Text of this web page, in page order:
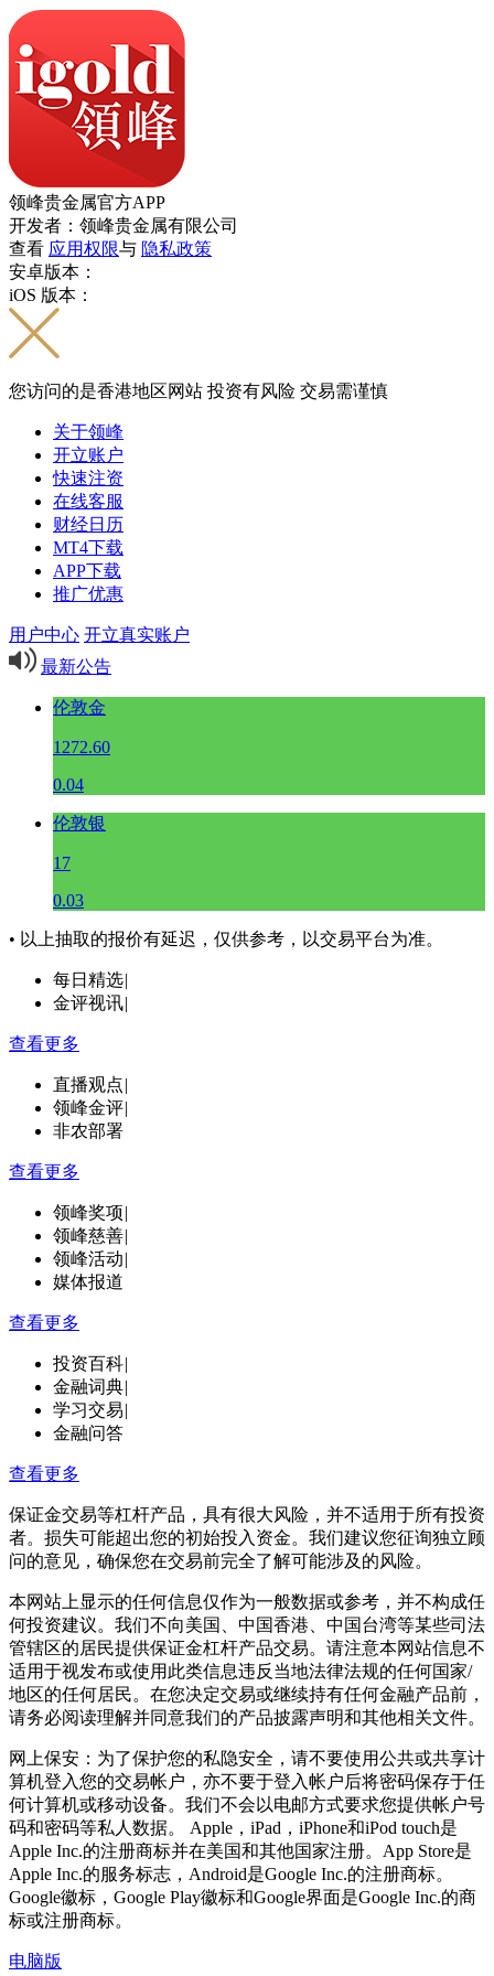
领峰贵金属官方APP
开发者：领峰贵金属有限公司
查看 应用权限与 隐私政策
安卓版本：
iOS 版本：
您访问的是香港地区网站 投资有风险 交易需谨慎
关于领峰
开立账户
快速注资
在线客服
财经日历
MT4下载
APP下载
推广优惠
用户中心 开立真实账户
最新公告
伦敦金
1272.60
0.04
伦敦银
17
0.03
• 以上抽取的报价有延迟，仅供参考，以交易平台为准。
每日精选|
金评视讯|
查看更多
直播观点|
领峰金评|
非农部署
查看更多
领峰奖项|
领峰慈善|
领峰活动|
媒体报道
查看更多
投资百科|
金融词典|
学习交易|
金融问答
查看更多
保证金交易等杠杆产品，具有很大风险，并不适用于所有投资
者。损失可能超出您的初始投入资金。我们建议您征询独立顾
问的意见，确保您在交易前完全了解可能涉及的风险。
本网站上显示的任何信息仅作为一般数据或参考，并不构成任
何投资建议。我们不向美国、中国香港、中国台湾等某些司法
管辖区的居民提供保证金杠杆产品交易。请注意本网站信息不
适用于视发布或使用此类信息违反当地法律法规的任何国家/
地区的任何居民。在您决定交易或继续持有任何金融产品前，
请务必阅读理解并同意我们的产品披露声明和其他相关文件。
网上保安：为了保护您的私隐安全，请不要使用公共或共享计
算机登入您的交易帐户，亦不要于登入帐户后将密码保存于任
何计算机或移动设备。我们不会以电邮方式要求您提供帐户号
码和密码等私人数据。 Apple，iPad，iPhone和iPod touch是
Apple Inc.的注册商标并在美国和其他国家注册。App Store是
Apple Inc.的服务标志，Android是Google Inc.的注册商标。
Google徽标，Google Play徽标和Google界面是Google Inc.的商
标或注册商标。
电脑版